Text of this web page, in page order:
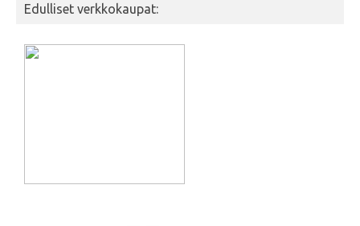
Edulliset verkkokaupat: